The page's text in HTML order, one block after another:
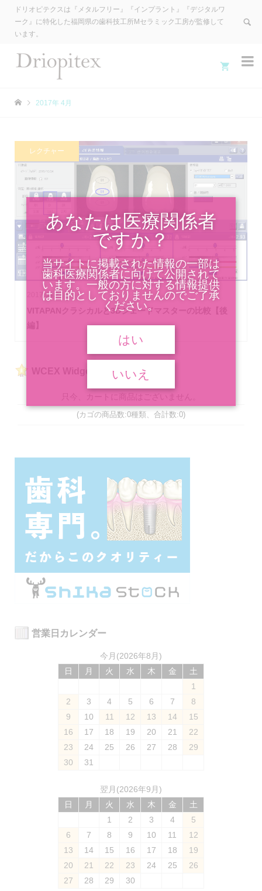
ドリオピテクスは『メタルフリー』『インプラント』『デジタルワ
ーク』に特化した福岡県の歯科技工所Mセラミック工房が監修して
います。


2017年 4月
2017.04.27
VITAPANクラシカルと3Dシェードマスターの比較【後
レクチャー
WCEX Widget Cart
只今、カートに商品はございません。
(カゴの商品数:0種類、合計数:0)
営業日カレンダー
今月(2026年8月)
日
月 火 水 木 金
土
1
2
3 4 5 6 7
8
9
10 11 12 13 14
15
16
17 18 19 20 21
22
23
24 25 26 27 28
29
30
31
翌月(2026年9月)
日
月 火 水 木 金
土
1
2 3 4
5
6
7 8 9 10 11
12
13
14 15 16 17 18
19
20
21 22 23 24 25
26
27
28 29 30
あなたは医療関係者
ですか？
当サイトに掲載された情報の一部は
歯科医療関係者に向けて公開されて
います。一般の方に対する情報提供
は目的としておりませんのでご了承
ください。
はい
いいえ